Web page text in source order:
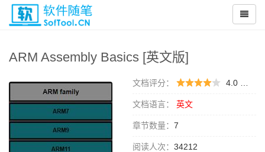
ARM Assembly Basics [英文版]
文档评分： 4.0 （
文档语言： 英文
章节数量： 7
阅读人次： 34212